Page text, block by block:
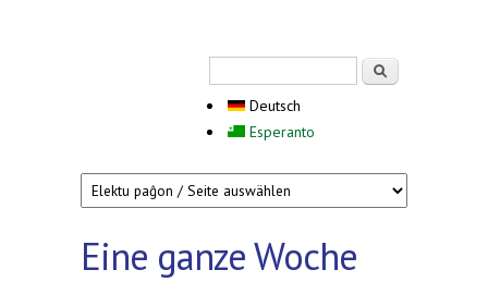
Deutsch
Esperanto
Eine ganze Woche